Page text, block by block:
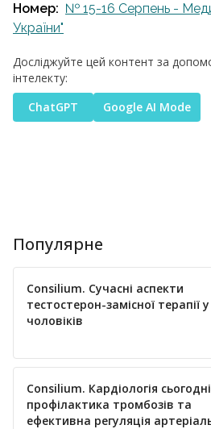
Номер: № 15-16 Серпень -
України"
Досліджуйте цей контент за
інтелекту:
ChatGPT
Google AI Mode
Популярне
Consilium. Сучасні аспекти
тестостерон-замісної терапії у
чоловіків
Consilium. Кардіологія
профілактика тромбозів та
ефективна регуляція